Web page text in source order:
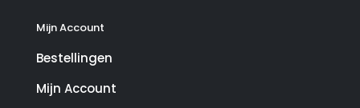
Mijn Account
Bestellingen
Mijn Account